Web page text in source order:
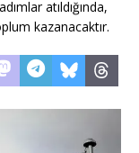
atıldığında,
kazanacaktır.